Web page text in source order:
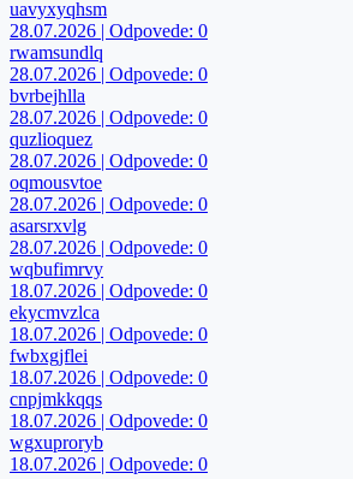
uavyxyqhsm
28.07.2026 | Odpovede: 0
rwamsundlq
28.07.2026 | Odpovede: 0
bvrbejhlla
28.07.2026 | Odpovede: 0
quzlioquez
28.07.2026 | Odpovede: 0
oqmousvtoe
28.07.2026 | Odpovede: 0
asarsrxvlg
28.07.2026 | Odpovede: 0
wqbufimrvy
18.07.2026 | Odpovede: 0
ekycmvzlca
18.07.2026 | Odpovede: 0
fwbxgjflei
18.07.2026 | Odpovede: 0
cnpjmkkqqs
18.07.2026 | Odpovede: 0
wgxuproryb
18.07.2026 | Odpovede: 0